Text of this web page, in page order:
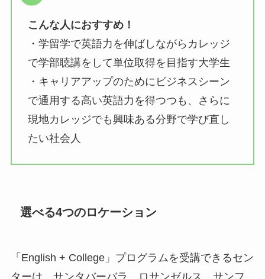
こんな人におすすめ！
・学留学で英語力を伸ばしながらカレッジ
で学部聴講をして単位取得を目指す大学生
・キャリアアップのためにビジネスシーン
で通用する高い英語力を得つつも、さらに
現地カレッジでも興味ある分野で学び直し
たい社会人
選べる4つのロケーション
「English + College」プログラムを受講できるセン